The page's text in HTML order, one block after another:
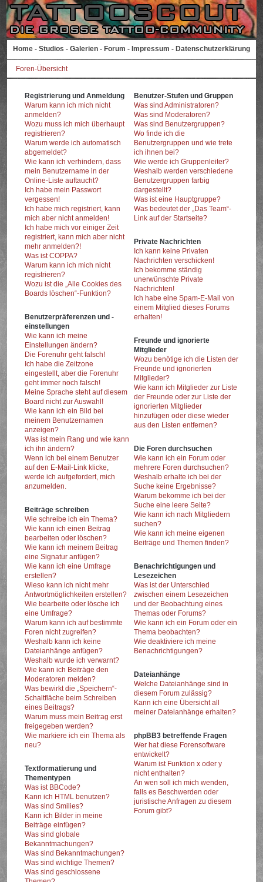
Home - Studios - Galerien - Forum - Impressum - Datenschutzerklärung
Foren-Übersicht
Registrierung und Anmeldung
Warum kann ich mich nicht
anmelden?
Wozu muss ich mich überhaupt
registrieren?
Warum werde ich automatisch
abgemeldet?
Wie kann ich verhindern, dass
mein Benutzername in der
Online-Liste auftaucht?
Ich habe mein Passwort
vergessen!
Ich habe mich registriert, kann
mich aber nicht anmelden!
Ich habe mich vor einiger Zeit
registriert, kann mich aber nicht
mehr anmelden?!
Was ist COPPA?
Warum kann ich mich nicht
registrieren?
Wozu ist die „Alle Cookies des
Boards löschen“-Funktion?
Benutzerpräferenzen und -
einstellungen
Wie kann ich meine
Einstellungen ändern?
Die Forenuhr geht falsch!
Ich habe die Zeitzone
eingestellt, aber die Forenuhr
geht immer noch falsch!
Meine Sprache steht auf diesem
Board nicht zur Auswahl!
Wie kann ich ein Bild bei
meinem Benutzernamen
anzeigen?
Was ist mein Rang und wie kann
ich ihn ändern?
Wenn ich bei einem Benutzer
auf den E-Mail-Link klicke,
werde ich aufgefordert, mich
anzumelden.
Beiträge schreiben
Wie schreibe ich ein Thema?
Wie kann ich einen Beitrag
bearbeiten oder löschen?
Wie kann ich meinem Beitrag
eine Signatur anfügen?
Wie kann ich eine Umfrage
erstellen?
Wieso kann ich nicht mehr
Antwortmöglichkeiten erstellen?
Wie bearbeite oder lösche ich
eine Umfrage?
Warum kann ich auf bestimmte
Foren nicht zugreifen?
Weshalb kann ich keine
Dateianhänge anfügen?
Weshalb wurde ich verwarnt?
Wie kann ich Beiträge den
Moderatoren melden?
Was bewirkt die „Speichern“-
Schaltfläche beim Schreiben
eines Beitrags?
Warum muss mein Beitrag erst
freigegeben werden?
Wie markiere ich ein Thema als
neu?
Textformatierung und
Thementypen
Was ist BBCode?
Kann ich HTML benutzen?
Was sind Smilies?
Kann ich Bilder in meine
Beiträge einfügen?
Was sind globale
Bekanntmachungen?
Was sind Bekanntmachungen?
Was sind wichtige Themen?
Was sind geschlossene
Benutzer-Stufen und Gruppen
Was sind Administratoren?
Was sind Moderatoren?
Was sind Benutzergruppen?
Wo finde ich die
Benutzergruppen und wie trete
ich ihnen bei?
Wie werde ich Gruppenleiter?
Weshalb werden verschiedene
Benutzergruppen farbig
dargestellt?
Was ist eine Hauptgruppe?
Was bedeutet der „Das Team“-
Link auf der Startseite?
Private Nachrichten
Ich kann keine Privaten
Nachrichten verschicken!
Ich bekomme ständig
unerwünschte Private
Nachrichten!
Ich habe eine Spam-E-Mail von
einem Mitglied dieses Forums
erhalten!
Freunde und ignorierte
Mitglieder
Wozu benötige ich die Listen der
Freunde und ignorierten
Mitglieder?
Wie kann ich Mitglieder zur Liste
der Freunde oder zur Liste der
ignorierten Mitglieder
hinzufügen oder diese wieder
aus den Listen entfernen?
Die Foren durchsuchen
Wie kann ich ein Forum oder
mehrere Foren durchsuchen?
Weshalb erhalte ich bei der
Suche keine Ergebnisse?
Warum bekomme ich bei der
Suche eine leere Seite?
Wie kann ich nach Mitgliedern
suchen?
Wie kann ich meine eigenen
Beiträge und Themen finden?
Benachrichtigungen und
Lesezeichen
Was ist der Unterschied
zwischen einem Lesezeichen
und der Beobachtung eines
Themas oder Forums?
Wie kann ich ein Forum oder ein
Thema beobachten?
Wie deaktiviere ich meine
Benachrichtigungen?
Dateianhänge
Welche Dateianhänge sind in
diesem Forum zulässig?
Kann ich eine Übersicht all
meiner Dateianhänge erhalten?
phpBB3 betreffende Fragen
Wer hat diese Forensoftware
entwickelt?
Warum ist Funktion x oder y
nicht enthalten?
An wen soll ich mich wenden,
falls es Beschwerden oder
juristische Anfragen zu diesem
Forum gibt?